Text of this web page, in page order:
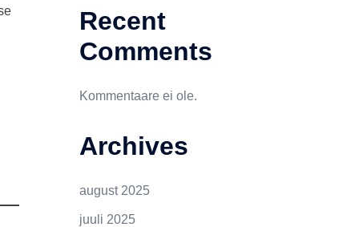
Recent
Comments
Kommentaare ei ole.
Archives
august 2025
juuli 2025